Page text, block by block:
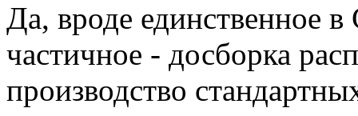
Да, вроде единственное
частичное - досборка
производство